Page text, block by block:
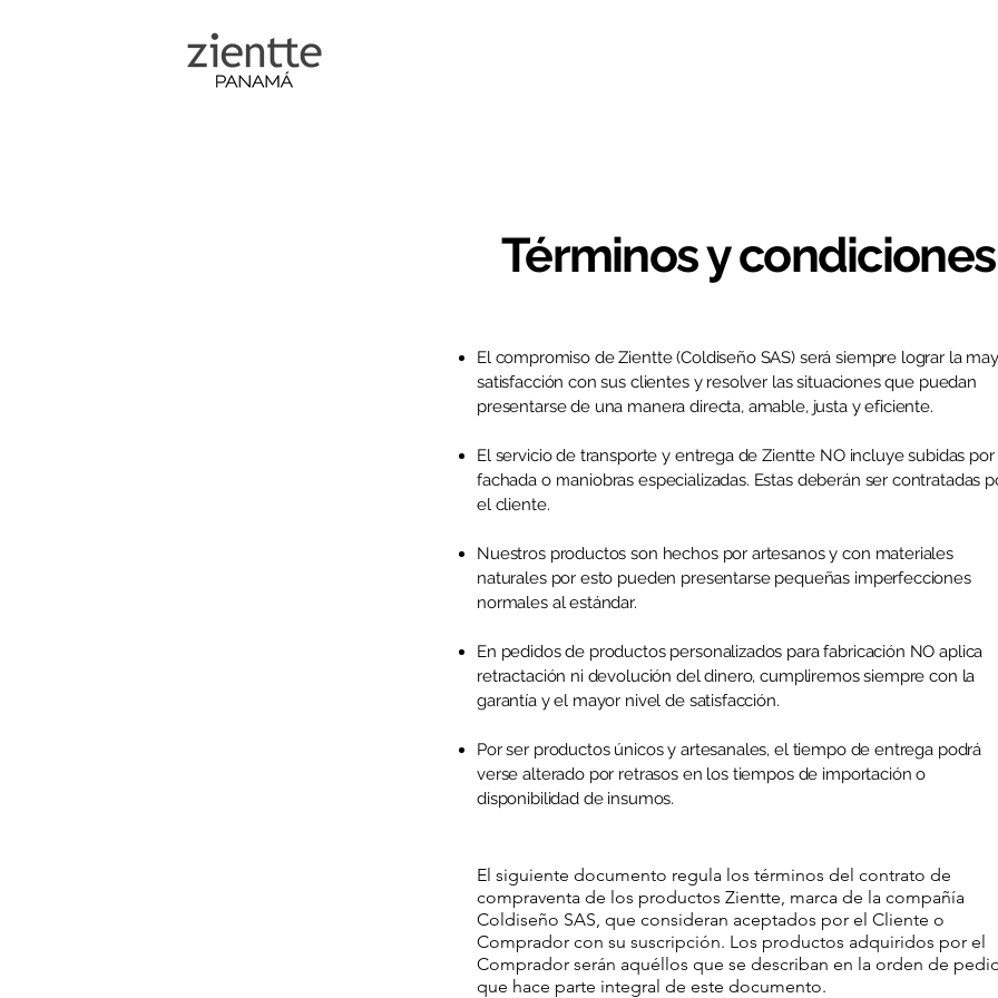
Términos y condiciones
El compromiso de Zientte (Coldiseño SAS) será siempre lograr la
satisfacción con sus clientes y resolver las situaciones que puedan
presentarse de una manera directa, amable, justa y eficiente.
El servicio de transporte y entrega de Zientte NO incluye subidas por
fachada o maniobras especializadas. Estas deberán ser contratadas
el cliente.
Nuestros productos son hechos por artesanos y con materiales
naturales por esto pueden presentarse pequeñas imperfecciones
normales al estándar.
En pedidos de productos personalizados para fabricación NO aplica
retractación ni devolución del dinero, cumpliremos siempre con la
garantía y el mayor nivel de satisfacción.
Por ser productos únicos y artesanales, el tiempo de entrega podrá
verse alterado por retrasos en los tiempos de importación o
disponibilidad de insumos.
El siguiente documento regula los términos del contrato de
compraventa de los productos Zientte, marca de la compañía
Coldiseño SAS, que consideran aceptados por el Cliente o
Comprador con su suscripción. Los productos adquiridos por el
Comprador serán aquéllos que se describan en la orden de
que hace parte integral de este documento.